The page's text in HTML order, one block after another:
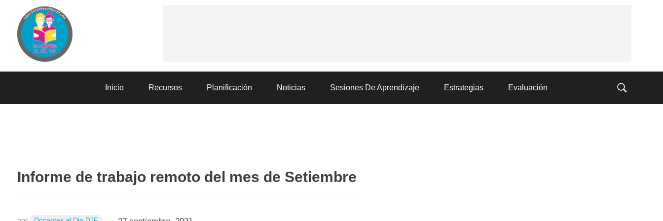
Inicio Recursos Planificación Noticias Sesiones De Aprendizaje Estrategias Evaluación
Informe de trabajo remoto del mes de Setiembre